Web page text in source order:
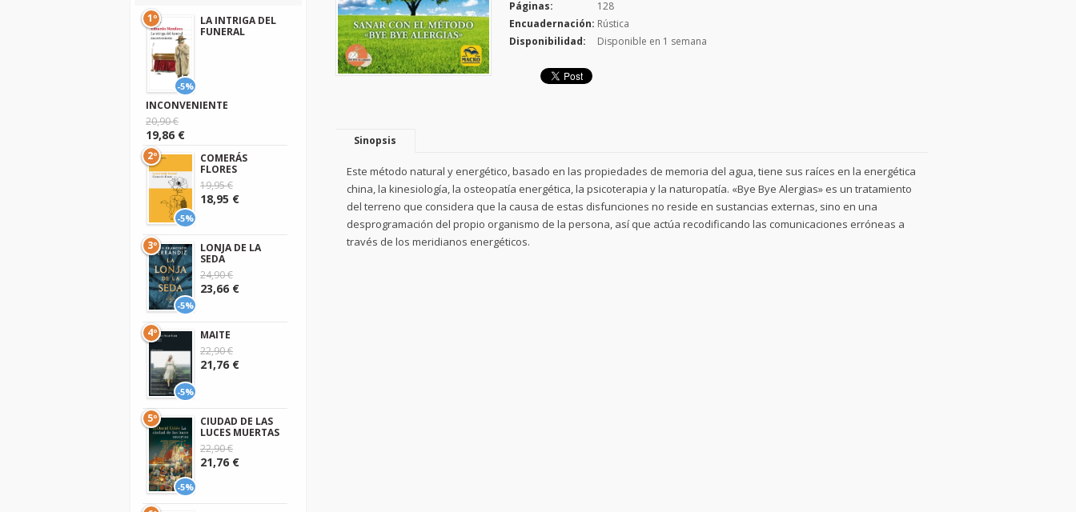
Páginas:
128
Encuadernación: Rústica
Disponibilidad:
Disponible en 1 semana
Sinopsis
Este método natural y energético, basado en las propiedades de memoria del agua, tiene sus raíces en la energética
china, la kinesiología, la osteopatía energética, la psicoterapia y la naturopatía. «Bye Bye Alergias» es un tratamiento
del terreno que considera que la causa de estas disfunciones no reside en sustancias externas, sino en una
desprogramación del propio organismo de la persona, así que actúa recodificando las comunicaciones erróneas a
través de los meridianos energéticos.
-5%
1º
LA INTRIGA DEL
FUNERAL
INCONVENIENTE
20,90 €
19,86 €
-5%
2º
COMERÁS
FLORES
19,95 €
18,95 €
-5%
3º
LONJA DE LA
SEDA
24,90 €
23,66 €
-5%
4º
MAITE
22,90 €
21,76 €
-5%
5º
CIUDAD DE LAS
LUCES MUERTAS
22,90 €
21,76 €